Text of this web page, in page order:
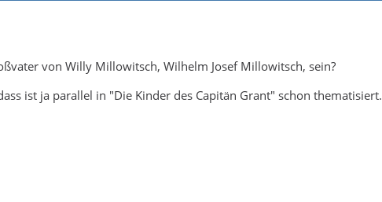
von Willy Millowitsch, Wilhelm Josef Millowitsch, sein?
ist ja parallel in "Die Kinder des Capitän Grant" schon thematisiert.